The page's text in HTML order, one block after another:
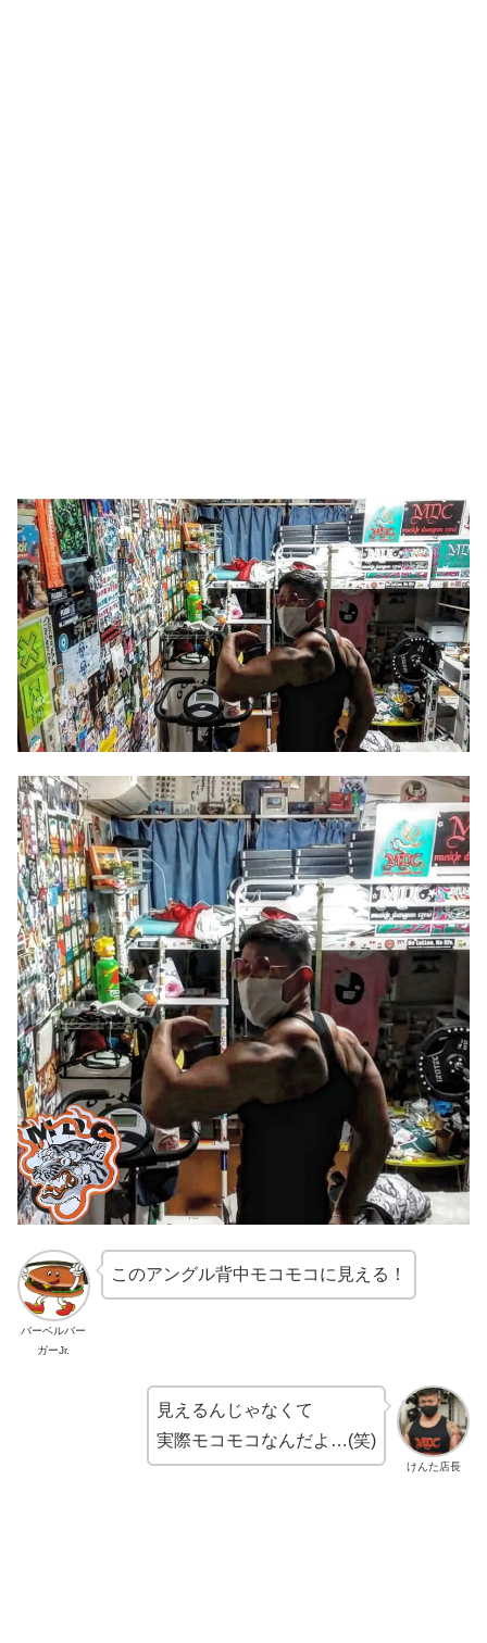
バーベルバー
ガーJr.
このアングル背中モコモコに見える！
けんた店長
見えるんじゃなくて
実際モコモコなんだよ…(笑)